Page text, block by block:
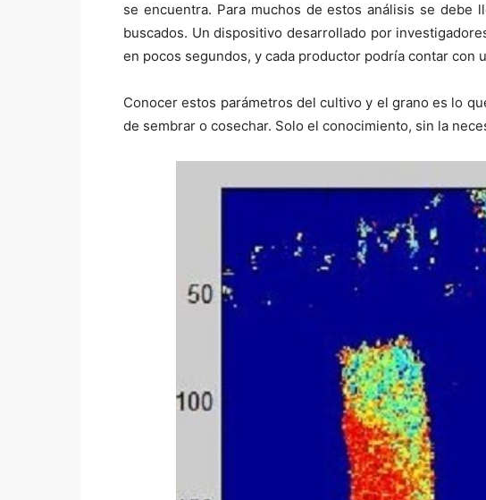
se encuentra. Para muchos de estos análisis se
buscados. Un dispositivo desarrollado por
en pocos segundos, y cada productor podría contar con
Conocer estos parámetros del cultivo y el grano es lo
de sembrar o cosechar. Solo el conocimiento, sin la